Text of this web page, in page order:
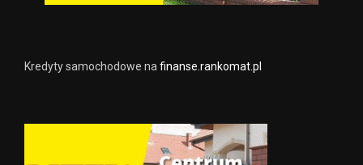
Kredyty samochodowe na finanse.rankomat.pl